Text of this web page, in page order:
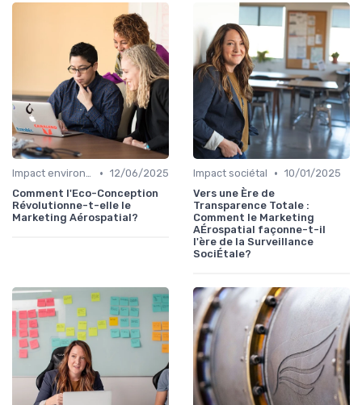
Impact environnemental • 12/06/2025
Comment l'Eco-Conception
Révolutionne-t-elle le
Marketing Aérospatial?
Impact sociétal • 10/01/2025
Vers une Ère de
Transparence Totale :
Comment le Marketing
AÉrospatial façonne-t-il
l'ère de la Surveillance
SociÉtale?